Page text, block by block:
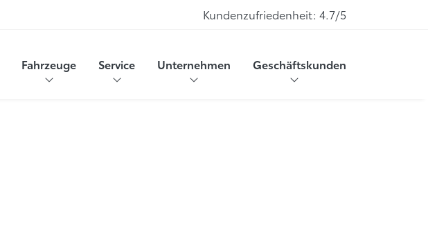
Kundenzufriedenheit: 4.7/5
Fahrzeuge Service Unternehmen Geschäftskunden